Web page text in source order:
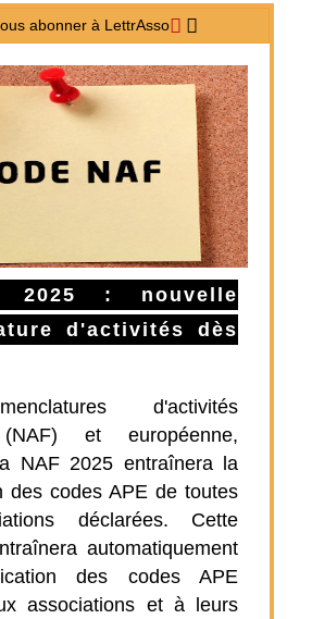
abonner à LettrAsso
2025 : nouvelle
d'activités dès
d'activités
et européenne,
NAF 2025 entraînera la
des codes APE de toutes
déclarées. Cette
automatiquement
des codes APE
associations et à leurs